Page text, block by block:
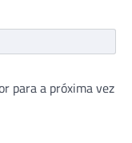
para a próxima vez